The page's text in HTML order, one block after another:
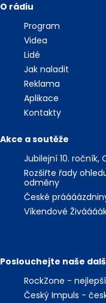
O rádiu
Program
Videa
Lidé
Jak naladit
Reklama
Aplikace
Kontakty
Akce a soutěže
Jubilejní 10. ročník,
Rozšiřte řady
odměny
České
Víkendové
Poslouchejte naše
RockZone -
Český Impuls -